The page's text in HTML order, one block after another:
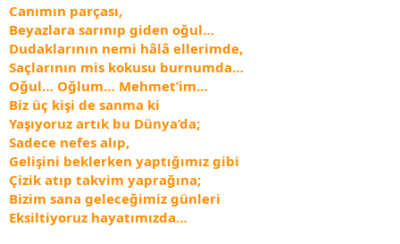
Canımın parçası,
Beyazlara sarınıp giden oğul…
Dudaklarının nemi hâlâ ellerimde,
Saçlarının mis kokusu burnumda…
Oğul… Oğlum… Mehmet’im…
Biz üç kişi de sanma ki
Yaşıyoruz artık bu Dünya’da;
Sadece nefes alıp,
Gelişini beklerken yaptığımız gibi
Çizik atıp takvim yaprağına;
Bizim sana geleceğimiz günleri
Eksiltiyoruz hayatımızda…